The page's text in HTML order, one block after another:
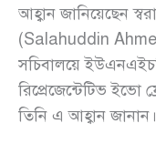
আহ্বান জানিয়েছেন
(Salahuddin
সচিবালয়ে
রিপ্রেজেন্টেটিভ ইভো
তিনি এ আহ্বান